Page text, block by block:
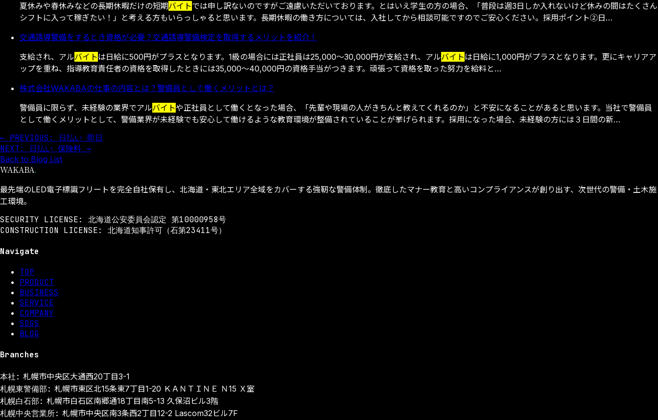
夏休みや春休みなどの長期休暇だけの短期バイトでは申し訳ないのですがご遠慮いただいております。とはいえ学生の方の場合、「普段は週3日しか入れないけど休みの間はたくさん
シフトに入って稼ぎたい！」と考える方もいらっしゃると思います。長期休暇の働き方については、入社してから相談可能ですのでご安心ください。採用ポイント②日…
交通誘導警備をするとき資格が必要？交通誘導警備検定を取得するメリットを紹介！
支給され、アルバイトは日給に500円がプラスとなります。1級の場合には正社員は25,000～30,000円が支給され、アルバイトは日給に1,000円がプラスとなります。更にキャリアア
ップを重ね、指導教育責任者の資格を取得したときには35,000～40,000円の資格手当がつきます。頑張って資格を取った努力を給料と…
株式会社WAKABAの仕事の内容とは？警備員として働くメリットとは？
警備員に限らず、未経験の業界でアルバイトや正社員として働くとなった場合、「先輩や現場の人がきちんと教えてくれるのか」と不安になることがあると思います。当社で警備員
として働くメリットとして、警備業界が未経験でも安心して働けるような教育環境が整備されていることが挙げられます。採用になった場合、未経験の方には３日間の新…
← PREVIOUS: 日払い 即日
NEXT: 日払い 保険料 →
Back to Blog List
WAKABA.
最先端のLED電子標識フリートを完全自社保有し、北海道・東北エリア全域をカバーする強靭な警備体制。徹底したマナー教育と高いコンプライアンスが創り出す、次世代の警備・土木施
工環境。
SECURITY LICENSE: 北海道公安委員会認定 第10000958号
CONSTRUCTION LICENSE: 北海道知事許可（石第23411号）
Navigate
TOP
PRODUCT
BUSINESS
SERVICE
COMPANY
SDGS
BLOG
Branches
本社: 札幌市中央区大通西20丁目3-1
札幌東警備部: 札幌市東区北15条東7丁目1-20 ＫＡＮＴＩＮＥ Ｎ15 Ｘ室
札幌白石部: 札幌市白石区南郷通18丁目南5-13 久保沼ビル3階
札幌中央営業所: 札幌市中央区南3条西2丁目12-2 Lascom32ビル7F